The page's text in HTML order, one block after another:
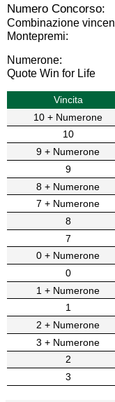
Numero Concorso:
Combinazione
Montepremi:
Numerone:
Quote Win for Life
Vincita
10 + Numerone
10
9 + Numerone
9
8 + Numerone
7 + Numerone
8
7
0 + Numerone
0
1 + Numerone
1
2 + Numerone
3 + Numerone
2
3